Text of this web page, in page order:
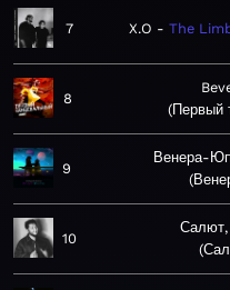
7 X.O The
8
Первый
9
Венера-
10
Салют,